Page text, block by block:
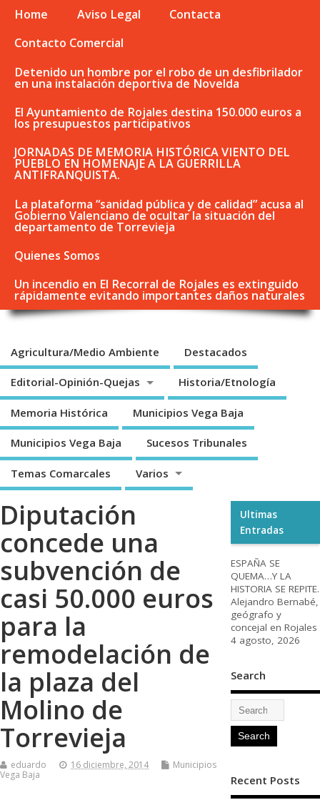
Home Aviso Legal
Contacta
Contacto Comercial
Detenido un hombre por el robo de un desfibrilador
en una instalación deportiva de Novelda
El Ayuntamiento de Rojales destina 150.000 euros a
los presupuestos participativos
JORNADAS DE MEMORIA HISTÓRICA VIENTO DEL
PUEBLO EN HOMENAJE A LA GUERRILLA
ANTIFRANQUISTA.
La plataforma “sanidad pública y de calidad” acusa al
Gobierno Valenciano de ocultar la situación del
departamento de Torrevieja
Quienes Somos
Un incendio en El Recorral de Rojales es extinguido
rápidamente evitando importantes daños naturales
Agricultura/Medio Ambiente Destacados
Editorial-Opinión-Quejas Historia/Etnología
Memoria Histórica Municipios Vega Baja
Municipios Vega Baja Sucesos Tribunales
Temas Comarcales Varios
Diputación
concede una
subvención de
casi 50.000 euros
para la
remodelación de
la plaza del
Molino de
Torrevieja
eduardo 16 diciembre, 2014
Municipios
Vega Baja
Ultimas
Entradas
ESPAÑA SE
QUEMA…Y LA
HISTORIA SE REPITE.
Alejandro Bernabé,
geógrafo y
concejal en Rojales
4 agosto, 2026
Search
Recent Posts